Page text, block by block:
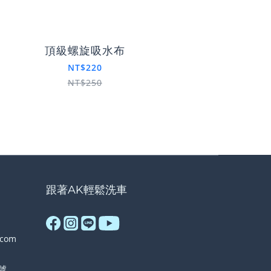
頂級螺旋吸水布
NT$220
NT$250
跟著AK輕鬆洗車